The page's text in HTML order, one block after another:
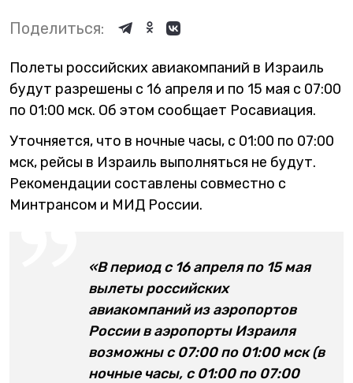
Поделиться:
Полеты российских авиакомпаний в Израиль
будут разрешены с 16 апреля и по 15 мая с 07:00
по 01:00 мск. Об этом сообщает Росавиация.
Уточняется, что в ночные часы, с 01:00 по 07:00
мск, рейсы в Израиль выполняться не будут.
Рекомендации составлены совместно с
Минтрансом и МИД России.
«В период с 16 апреля по 15 мая
вылеты российских
авиакомпаний из аэропортов
России в аэропорты Израиля
возможны с 07:00 по 01:00 мск (в
ночные часы, с 01:00 по 07:00